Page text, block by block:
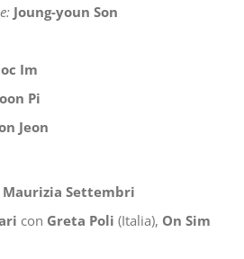
Joung-youn Son
Im
Pi
Jeon
Maurizia Settembri
con Greta Poli (Italia), On Sim